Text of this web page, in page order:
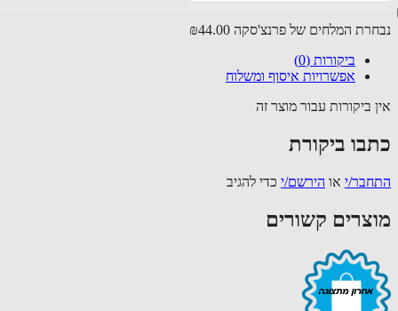
המלחים של פרנצ'סקה ₪44.00
ביקורות (0)
אפשרויות איסוף ומשלוח
ביקורות עבור מוצר זה
ביקורת
יאוהירשם/יכדי להגיב
קשורים